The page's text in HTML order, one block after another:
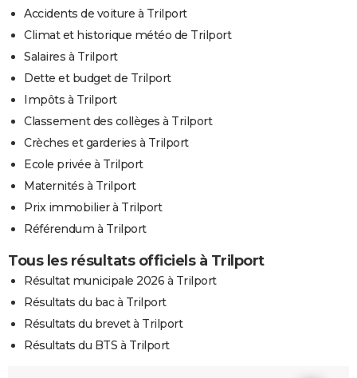
Accidents de voiture à Trilport
Climat et historique météo de Trilport
Salaires à Trilport
Dette et budget de Trilport
Impôts à Trilport
Classement des collèges à Trilport
Crèches et garderies à Trilport
Ecole privée à Trilport
Maternités à Trilport
Prix immobilier à Trilport
Référendum à Trilport
Tous les résultats officiels à Trilport
Résultat municipale 2026 à Trilport
Résultats du bac à Trilport
Résultats du brevet à Trilport
Résultats du BTS à Trilport